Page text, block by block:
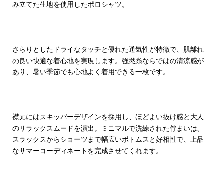
み立てた生地を使用したポロシャツ。
さらりとしたドライなタッチと優れた通気性が特徴で、肌離れ
の良い快適な着心地を実現します。強撚糸ならではの清涼感が
あり、暑い季節でも心地よく着用できる一枚です。
襟元にはスキッパーデザインを採用し、ほどよい抜け感と大人
のリラックスムードを演出。ミニマルで洗練された佇まいは、
スラックスからショーツまで幅広いボトムスと好相性で、上品
なサマーコーディネートを完成させてくれます。